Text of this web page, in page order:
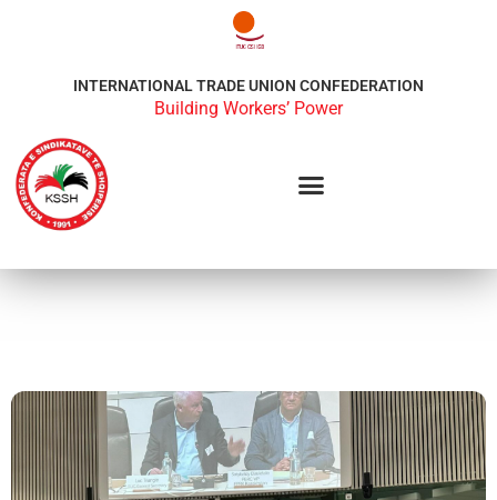
INTERNATIONAL TRADE UNION CONFEDERATION
Building Workers’ Power